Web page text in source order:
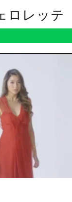
ロレッテ